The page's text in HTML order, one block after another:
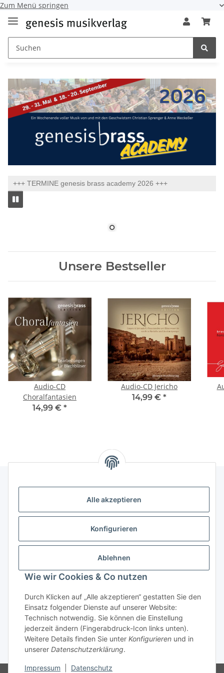
Zum Menü springen
Alle akzeptieren
Konfigurieren
Ablehnen
Wie wir Cookies & Co nutzen
Durch Klicken auf „Alle akzeptieren“ gestatten Sie den
Einsatz folgender Dienste auf unserer Website:
Technisch notwendig. Sie können die Einstellung
jederzeit ändern (Fingerabdruck-Icon links unten).
Weitere Details finden Sie unter Konfigurieren und in
unserer Datenschutzerklärung.
Impressum Datenschutz
+++ TERMINE genesis brass academy 2026 +++
Unsere Bestseller
Audio-CD
Choralfantasien
14,99 € *
Audio-CD Jericho
14,99 € *
genesis musikverlag Christian Sprenger
34630 Gilserberg
E-Mail:anne.weckesser@genesis-musikverlag.de
Informationen
Gesetzliche Informationen
* Alle Preise inkl. gesetzlicher USt., zzgl.Versand